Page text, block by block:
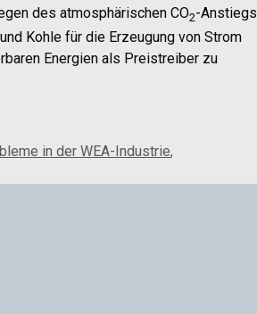
des atmosphärischen CO2-Anstiegs
Kohle für die Erzeugung von Strom
Energien als Preistreiber zu
in der WEA-Industrie,